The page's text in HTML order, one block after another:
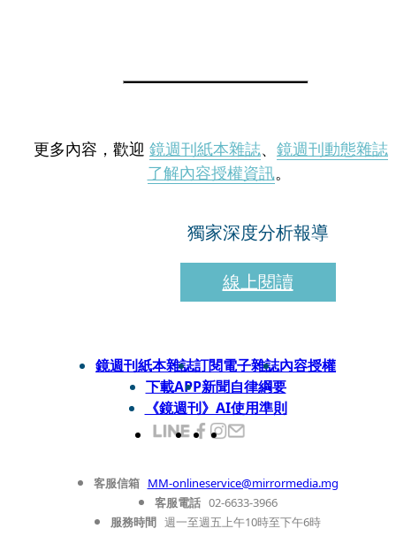
更多內容，歡迎 鏡週刊紙本雜誌、 鏡週刊動態雜誌
了解內容授權資訊。
獨家深度分析報導
線上閱讀
鏡週刊紙本雜誌訂閱電子雜誌內容授權
下載APP新聞自律綱要
《鏡週刊》AI使用準則
客服信箱 MM-onlineservice@mirrormedia.mg
客服電話 02-6633-3966
服務時間 週一至週五上午10時至下午6時